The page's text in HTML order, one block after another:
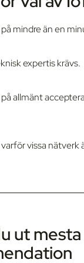
mindre än en
expertis krävs.
allmänt
varför vissa nätverk
ut